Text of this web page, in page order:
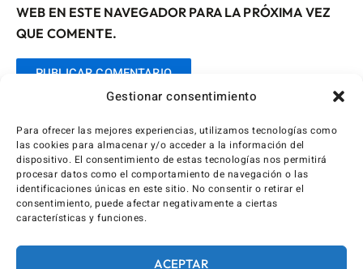
Gestionar consentimiento
Para ofrecer las mejores experiencias, utilizamos tecnologías como
las cookies para almacenar y/o acceder a la información del
dispositivo. El consentimiento de estas tecnologías nos permitirá
procesar datos como el comportamiento de navegación o las
identificaciones únicas en este sitio. No consentir o retirar el
consentimiento, puede afectar negativamente a ciertas
características y funciones.
ACEPTAR
WEB EN ESTE NAVEGADOR PARA LA PRÓXIMA VEZ
QUE COMENTE.